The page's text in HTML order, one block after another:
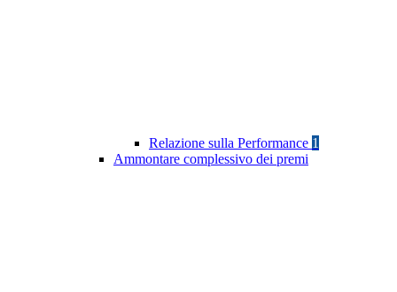
Relazione sulla Performance 1
Ammontare complessivo dei premi